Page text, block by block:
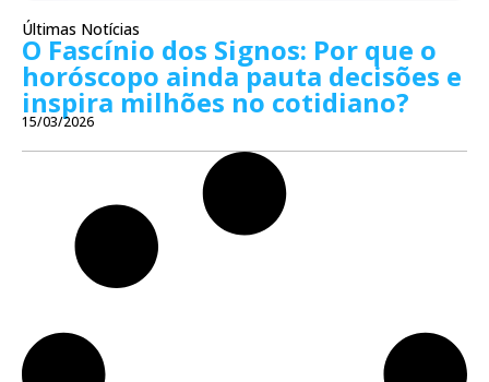
Últimas Notícias
O Fascínio dos Signos: Por que o
horóscopo ainda pauta decisões e
inspira milhões no cotidiano?
15/03/2026